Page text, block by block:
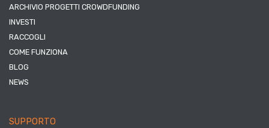
ARCHIVIO PROGETTI CROWDFUNDING
INVESTI
RACCOGLI
COME FUNZIONA
BLOG
NEWS
SUPPORTO